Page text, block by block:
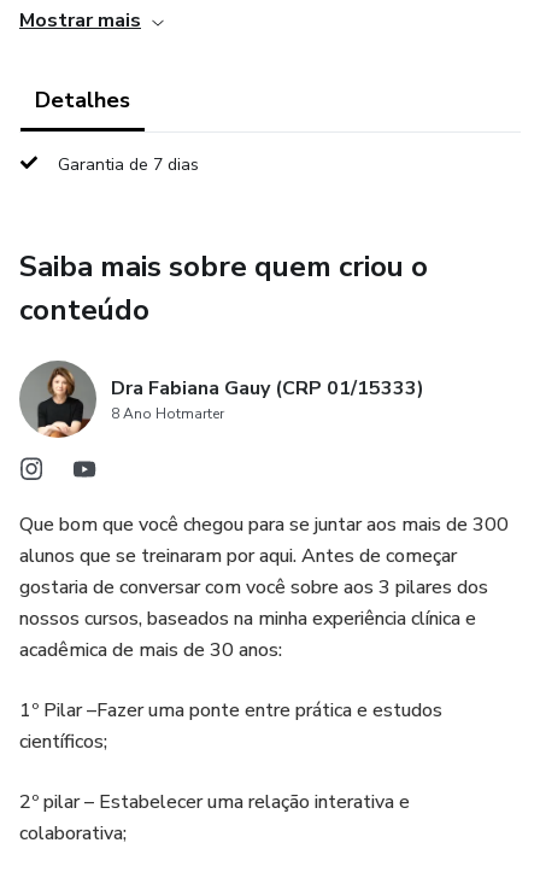
Mostrar mais
Detalhes
Garantia de 7 dias
Saiba mais sobre quem criou o
conteúdo
Dra Fabiana Gauy (CRP 01/15333)
8 Ano Hotmarter
Que bom que você chegou para se juntar aos mais de 300
alunos que se treinaram por aqui. Antes de começar
gostaria de conversar com você sobre aos 3 pilares dos
nossos cursos, baseados na minha experiência clínica e
acadêmica de mais de 30 anos:
1º Pilar –Fazer uma ponte entre prática e estudos
científicos;
2º pilar – Estabelecer uma relação interativa e
colaborativa;